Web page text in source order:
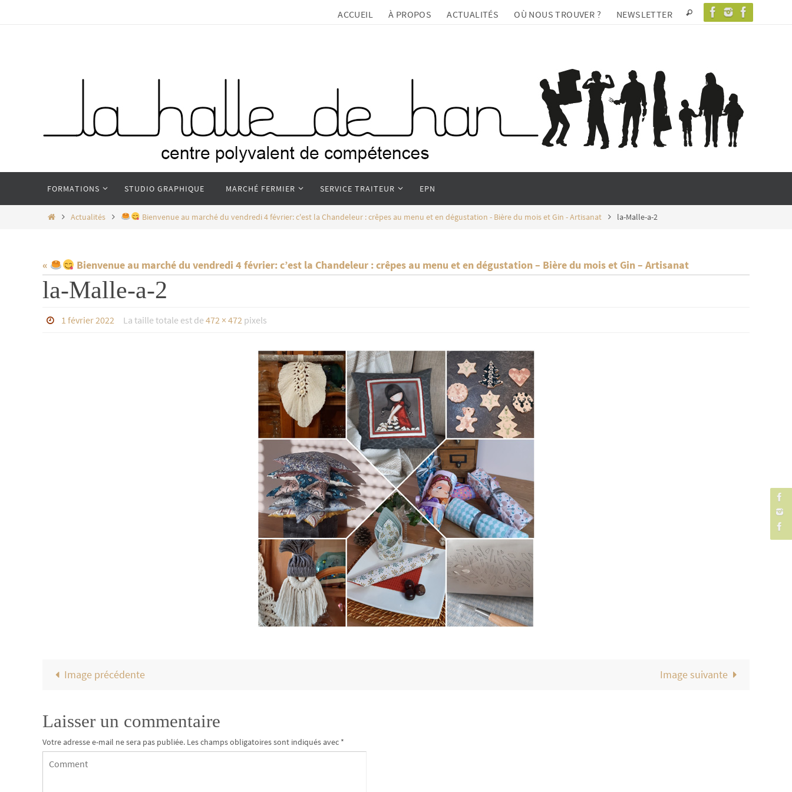
ACCUEIL À PROPOS ACTUALITÉS OÙ NOUS TROUVER ? NEWSLETTER
le
FORMATIONS STUDIO GRAPHIQUE MARCHÉ FERMIER SERVICE TRAITEUR EPN
HomeActualités Bienvenue au marché du vendredi 4 février: c'est la Chandeleur : crêpes au menu et en dégustation - Bière du mois et Gin - Artisanat la-Malle-a-2
« Bienvenue au marché du vendredi 4 février: c’est la Chandeleur : crêpes au menu et en dégustation – Bière du mois et Gin – Artisanat
la-Malle-a-2
1 février 2022 La taille totale est de 472 × 472pixels
Image précédente Image suivante
Laisser un commentaire
Votre adresse e-mail ne sera pas publiée. Les champs obligatoires sont indiqués avec *